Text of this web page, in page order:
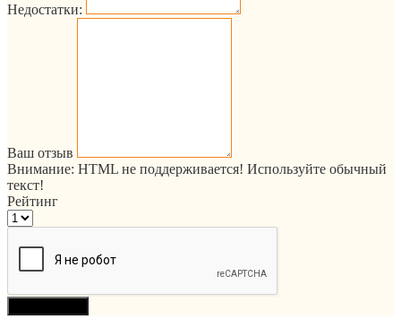
Недостатки:
Ваш отзыв
Внимание: HTML не поддерживается! Используйте обычный
текст!
Рейтинг